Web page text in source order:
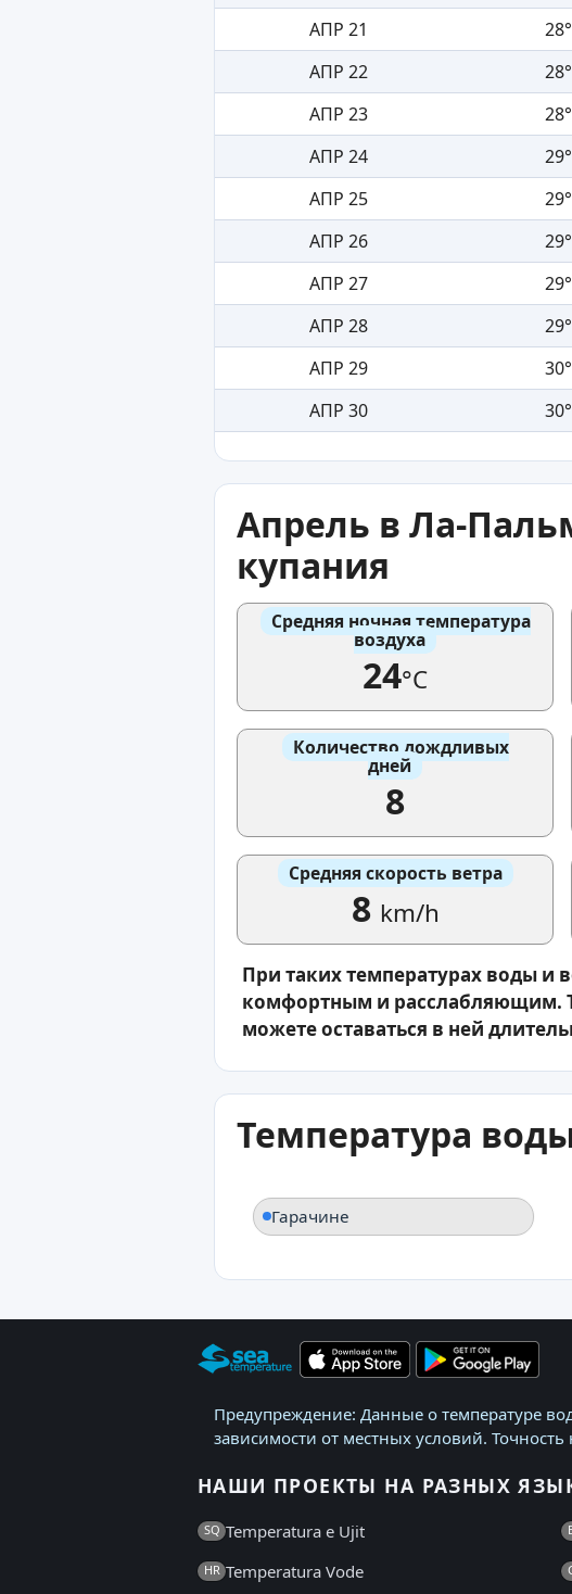
АПР 21
АПР 22
АПР 23
АПР 24
АПР 25
АПР 26
АПР 27
АПР 28
АПР 29
АПР 30
Апрель в Ла-
купания
Средняя ночная температура
воздуха
24°C
Количество дождливых
дней
8
Средняя скорость ветра
8 km/h
При таких температурах воды и
комфортным и расслабляющим.
можете оставаться в ней
Температура
Гарачине
Предупреждение: Данные о температуре
зависимости от местных условий. Точность
НАШИ ПРОЕКТЫ НА РАЗНЫХ
SQ Temperatura e Ujit
HR Temperatura Vode